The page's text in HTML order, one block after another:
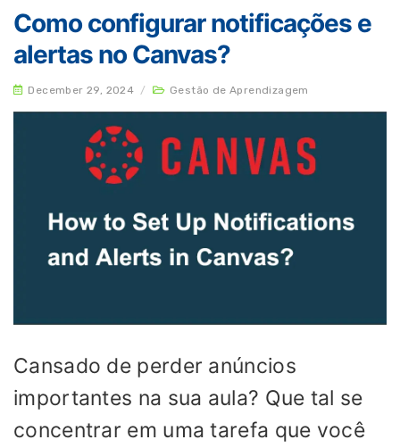
Como configurar notificações e
alertas no Canvas?
December 29, 2024 / Gestão de Aprendizagem
Cansado de perder anúncios
importantes na sua aula? Que tal se
concentrar em uma tarefa que você